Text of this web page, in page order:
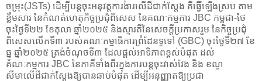
ចម្រុះ(JSTs) ដើម្បីបន្តចុះអនុវត្តការងារលើដីជាក់ស្តែង គឺធ្វើឡើងស្រប តាម
ខ្លឹមសារ នៃកំណត់ហេតុកិច្ចប្រជុំពិសេស នៃគណៈកម្មការ JBC កម្ពុជា-ថៃ
ចុះថ្ងៃទី២២ ខែតុលា ឆ្នាំ២០២៥ និងស្មារតីនៃសេចក្តីប្រកាសរួម នៃកិច្ចប្រជុំ
ពិសេសលើកទី៣ របស់គណៈកម្មាធិការព្រំដែនទូទៅ (GBC) ចុះថ្ងៃទី២៧ ខែ
ធ្នូ ឆ្នាំ២០២៥ ត្រង់ចំណុចទី៣ ដែលផ្តល់អាទិភាពខ្ពស់បំផុត ដល់
គណៈកម្មការ JBC នៃភាគីទាំងពីរក្នុងការបន្តចុះវាស់វែង និង ខណ្ឌ
សីមាលើដីជាក់ស្តែងឱ្យបានឆាប់បំផុត ដើម្បីអនុញ្ញាតឱ្យប្រជា